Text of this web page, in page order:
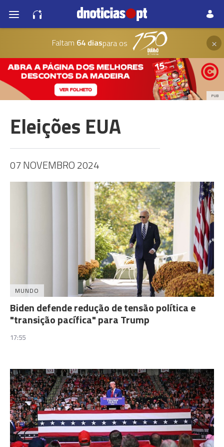
Faltam 64 diaspara os ×
PUB
Eleições EUA
07 NOVEMBRO 2024
MUNDO
Biden defende redução de tensão política e
"transição pacífica" para Trump
17:55